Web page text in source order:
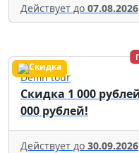
Действует до 07.08.2026
Delfin tour
Скидка 1 000
000 рублей!
Действует до 30.09.2026